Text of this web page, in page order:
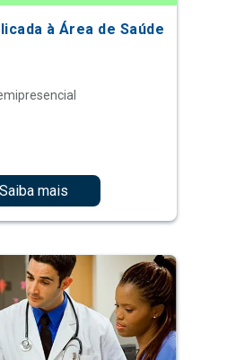
à Área de Saúde
Saiba mais